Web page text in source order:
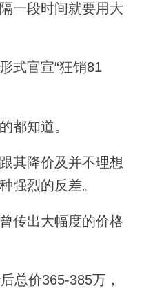
一段时间就要用大
式官宣“狂销81
都知道。
其降价及并不理想
强烈的反差。
传出大幅度的价格
总价365-385万，